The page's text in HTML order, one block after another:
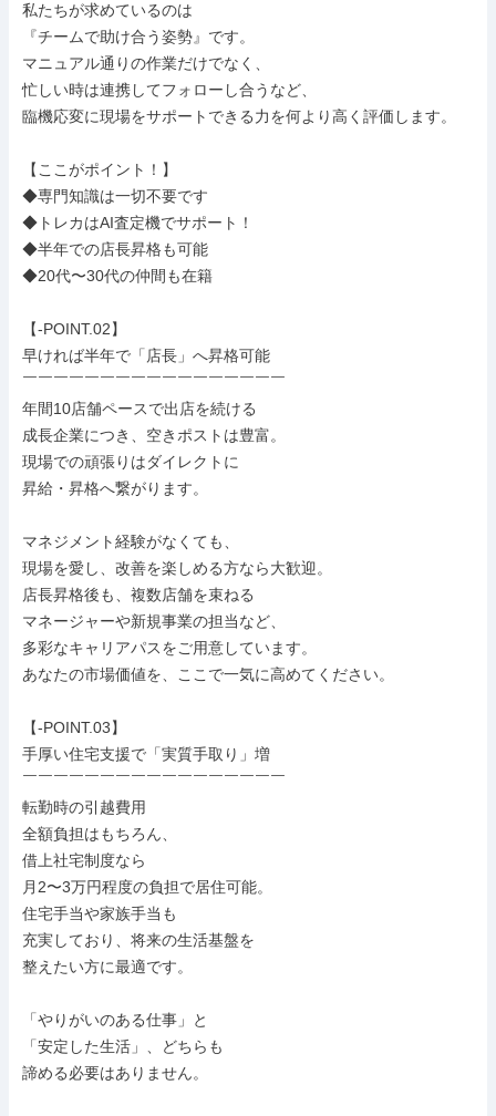
私たちが求めているのは
『チームで助け合う姿勢』です。
マニュアル通りの作業だけでなく、
忙しい時は連携してフォローし合うなど、
臨機応変に現場をサポートできる力を何より高く評価します。
【ここがポイント！】
◆専門知識は一切不要です
◆トレカはAI査定機でサポート！
◆半年での店長昇格も可能
◆20代〜30代の仲間も在籍
【-POINT.02】
早ければ半年で「店長」へ昇格可能
￣￣￣￣￣￣￣￣￣￣￣￣￣￣￣￣￣
年間10店舗ペースで出店を続ける
成長企業につき、空きポストは豊富。
現場での頑張りはダイレクトに
昇給・昇格へ繋がります。
マネジメント経験がなくても、
現場を愛し、改善を楽しめる方なら大歓迎。
店長昇格後も、複数店舗を束ねる
マネージャーや新規事業の担当など、
多彩なキャリアパスをご用意しています。
あなたの市場価値を、ここで一気に高めてください。
【-POINT.03】
手厚い住宅支援で「実質手取り」増
￣￣￣￣￣￣￣￣￣￣￣￣￣￣￣￣￣
転勤時の引越費用
全額負担はもちろん、
借上社宅制度なら
月2〜3万円程度の負担で居住可能。
住宅手当や家族手当も
充実しており、将来の生活基盤を
整えたい方に最適です。
「やりがいのある仕事」と
「安定した生活」、どちらも
諦める必要はありません。